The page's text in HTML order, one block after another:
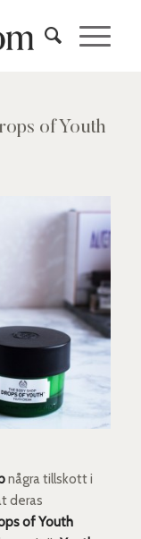
of Youth
några tillskott i
deras
of Youth